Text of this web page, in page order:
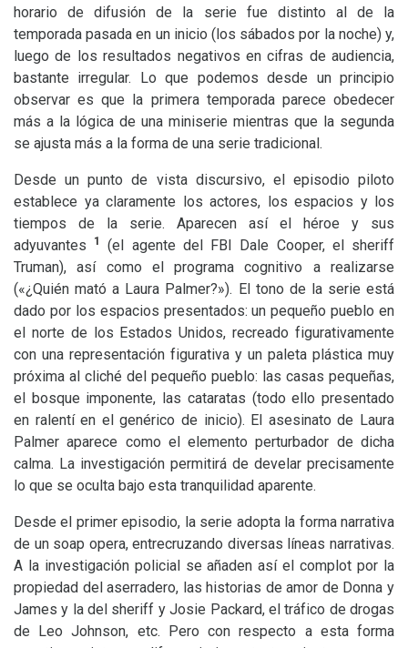
horario de difusión de la serie fue distinto al de la
temporada pasada en un inicio (los sábados por la noche) y,
luego de los resultados negativos en cifras de audiencia,
bastante irregular. Lo que podemos desde un principio
observar es que la primera temporada parece obedecer
más a la lógica de una miniserie mientras que la segunda
se ajusta más a la forma de una serie tradicional.
Desde un punto de vista discursivo, el episodio piloto
establece ya claramente los actores, los espacios y los
tiempos de la serie. Aparecen así el héroe y sus
adyuvantes
1 (el agente del FBI Dale Cooper, el sheriff
Truman), así como el programa cognitivo a realizarse
(«¿Quién mató a Laura Palmer?»). El tono de la serie está
dado por los espacios presentados: un pequeño pueblo en
el norte de los Estados Unidos, recreado figurativamente
con una representación figurativa y un paleta plástica muy
próxima al cliché del pequeño pueblo: las casas pequeñas,
el bosque imponente, las cataratas (todo ello presentado
en ralentí en el genérico de inicio). El asesinato de Laura
Palmer aparece como el elemento perturbador de dicha
calma. La investigación permitirá de develar precisamente
lo que se oculta bajo esta tranquilidad aparente.
Desde el primer episodio, la serie adopta la forma narrativa
de un soap opera, entrecruzando diversas líneas narrativas.
A la investigación policial se añaden así el complot por la
propiedad del aserradero, las historias de amor de Donna y
James y la del sheriff y Josie Packard, el tráfico de drogas
de Leo Johnson, etc. Pero con respecto a esta forma